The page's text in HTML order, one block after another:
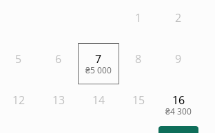
1 2
5 6 7
₴5 000
8 9
12 13 14 15 16
₴4 300